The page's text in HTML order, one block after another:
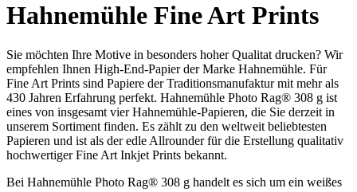
Hahnemühle Fine Art Prints
Sie möchten Ihre Motive in besonders hoher Qualitat drucken? Wir
empfehlen Ihnen High-End-Papier der Marke Hahnemühle. Für
Fine Art Prints sind Papiere der Traditionsmanufaktur mit mehr als
430 Jahren Erfahrung perfekt. Hahnemühle Photo Rag® 308 g ist
eines von insgesamt vier Hahnemühle-Papieren, die Sie derzeit in
unserem Sortiment finden. Es zählt zu den weltweit beliebtesten
Papieren und ist als der edle Allrounder für die Erstellung qualitativ
hochwertiger Fine Art Inkjet Prints bekannt.
Bei Hahnemühle Photo Rag® 308 g handelt es sich um ein weißes